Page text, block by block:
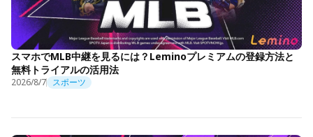
スマホでMLB中継を見るには？Leminoプレミアムの登録方法と
無料トライアルの活用法
2026/8/7 スポーツ